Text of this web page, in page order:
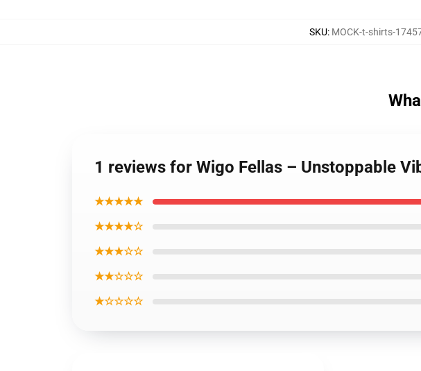
SKU: MOCK-t-shirts-
1 reviews for Wigo Fellas – Unstoppable
★★★★★
★★★★☆
★★★☆☆
★★☆☆☆
★☆☆☆☆